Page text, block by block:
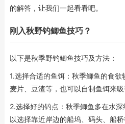
的解答，让我们一起看看吧。
刚入秋野钓鲫鱼技巧？
以下是秋季野钓鲫鱼技巧及方法：
1.选择合适的鱼饵：秋季鲫鱼的食欲
麦片、豆渣等，也可以自制鱼饵来吸
2.选择好的钓点：秋季鲫鱼多在水
以选择靠近岸边的船坞、码头、船桥